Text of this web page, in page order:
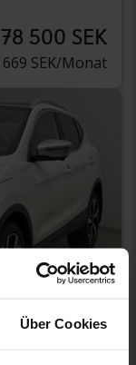
Über Cookies
78 500 SEK
669 SEK/Monat